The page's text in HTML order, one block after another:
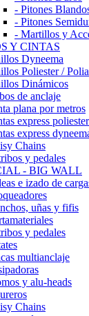
- Pitones
- Pitones
- Martillos y
Y CINTAS
Dyneema
Poliester /
Dinámicos
de anclaje
plana por metros
express
express
Chains
y pedales
- BIG WALL
e izado de
uñas y fifis
y pedales
multianclaje
y alu-heads
Chains